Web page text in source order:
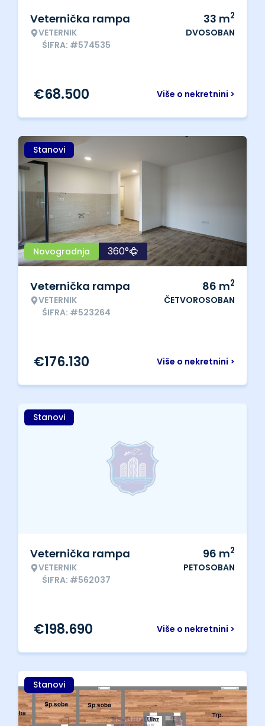
Veternička rampa
VETERNIK
ŠIFRA: #574535
33 m2
DVOSOBAN
Više o nekretnini >
€68.500
Stanovi
Novogradnja 360°
Veternička rampa
VETERNIK
ŠIFRA: #523264
86 m2
ČETVOROSOBAN
Više o nekretnini >
€176.130
Stanovi
Veternička rampa
VETERNIK
ŠIFRA: #562037
96 m2
PETOSOBAN
Više o nekretnini >
€198.690
Stanovi